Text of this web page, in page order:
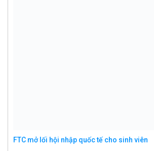
FTC mở lối hội nhập quốc tế cho sinh viên